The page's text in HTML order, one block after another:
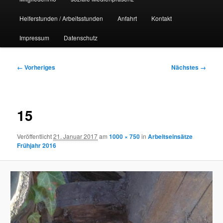
Helferstunden / Arbeitsstunden Anfahrt Kontakt
Impressum Datenschutz
Bilder-
← Vorheriges Nächstes →
15
Veröffentlicht21. Januar 2017am1000 × 750inArbeitseinsätze
Frühjahr 2016